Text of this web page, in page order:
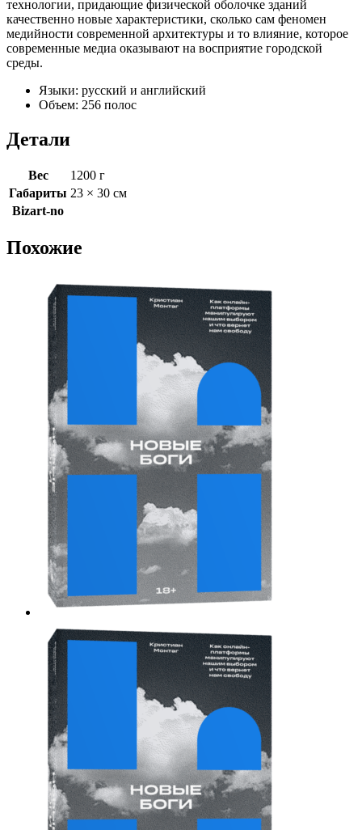
технологии, придающие физической оболочке зданий
качественно новые характеристики, сколько сам феномен
медийности современной архитектуры и то влияние, которое
современные медиа оказывают на восприятие городской
среды.
Языки: русский и английский
Объем: 256 полос
Детали
Вес
1200 г
Габариты 23 × 30 см
Bizart-no
Похожие